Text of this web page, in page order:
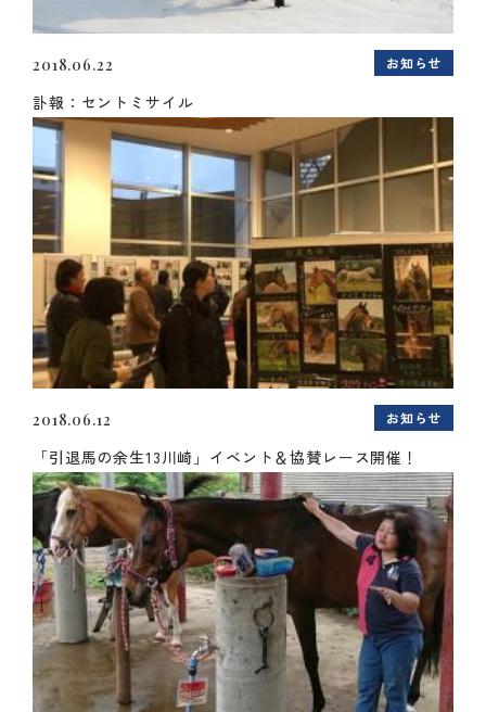
2018.06.22 お知らせ
訃報：セントミサイル
2018.06.12 お知らせ
「引退馬の余生13川崎」イベント＆協賛レース開催！